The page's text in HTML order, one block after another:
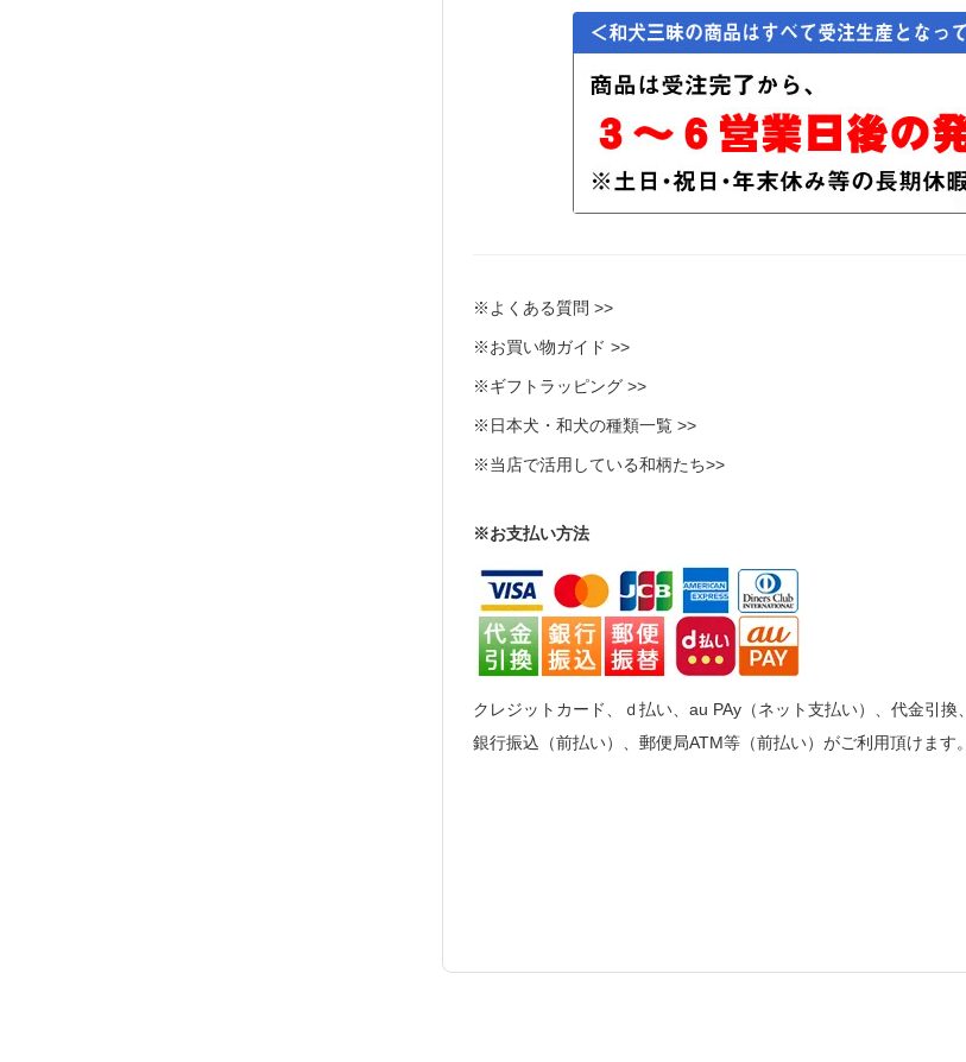
※よくある質問 >>
※お買い物ガイド >>
※ギフトラッピング >>
※日本犬・和犬の種類一覧 >>
※当店で活用している和柄たち>>
※お支払い方法
クレジットカード、ｄ払い、au PAy（ネット支払い）、代金引換、
銀行振込（前払い）、郵便局ATM等（前払い）がご利用頂けます。